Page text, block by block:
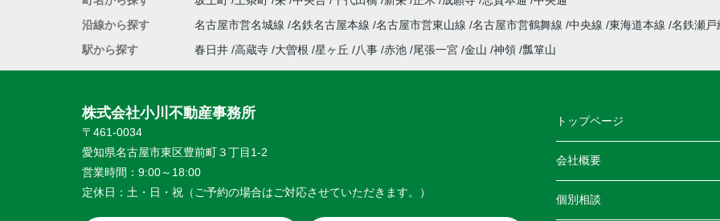
沿線から探す
名古屋市営名城線 名鉄名古屋本線 名古屋市営東山線 名古屋市営鶴舞線 中央線 東海道本線 名鉄瀬
駅から探す
春日井 高蔵寺 大曽根 星ヶ丘 八事 赤池 尾張一宮 金山 神領 瓢箪山
株式会社小川不動産事務所
〒461-0034
愛知県名古屋市東区豊前町３丁目1-2
営業時間： 9:00～18:00
定休日： 土・日・祝（ご予約の場合はご対応させていただきます。）
トップページ
会社概要
個別相談